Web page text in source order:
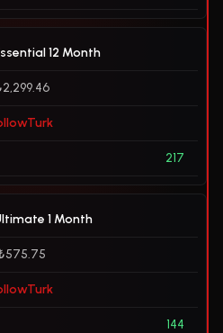
12 Month
217
1 Month
144